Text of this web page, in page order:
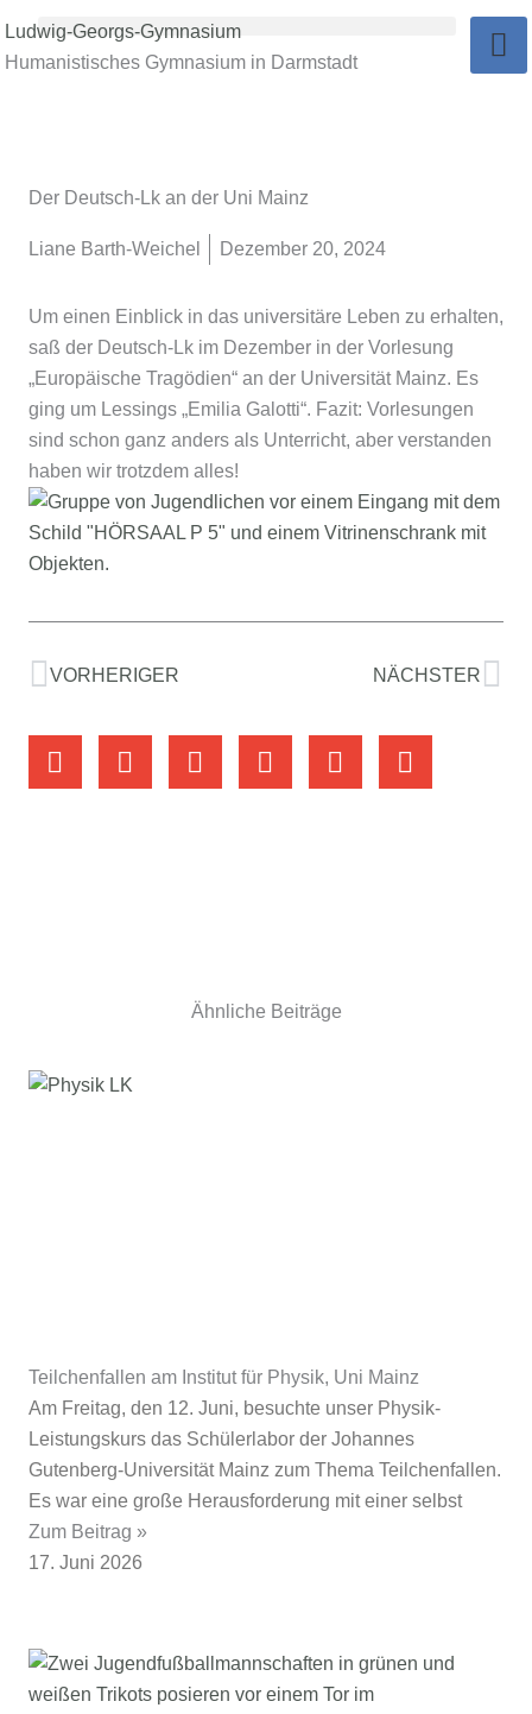
Inhalt
springen
Ludwig-Georgs-Gymnasium
Humanistisches Gymnasium in Darmstadt
Der Deutsch-Lk an der Uni Mainz
Liane Barth-Weichel Dezember 20, 2024
Um einen Einblick in das universitäre Leben zu erhalten,
saß der Deutsch-Lk im Dezember in der Vorlesung
„Europäische Tragödien“ an der Universität Mainz. Es
ging um Lessings „Emilia Galotti“. Fazit: Vorlesungen
sind schon ganz anders als Unterricht, aber verstanden
haben wir trotzdem alles!
Zurück
VORHERIGER NÄCHSTER
Ähnliche Beiträge
Teilchenfallen am Institut für Physik, Uni Mainz
Am Freitag, den 12. Juni, besuchte unser Physik-
Leistungskurs das Schülerlabor der Johannes
Gutenberg‑Universität Mainz zum Thema Teilchenfallen.
Es war eine große Herausforderung mit einer selbst
Zum Beitrag »
17. Juni 2026